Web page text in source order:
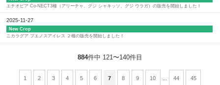
エチオピア Co-NECT3種（アリーチャ、グジ シャキッソ、グジ ウラガ）の販売を開始しました！
2025-11-27
New Crop
ニカラグア ブエノスアイレス ２種の販売を開始しました！
884件中 121〜140件目
1 2 3 4 5 6 7 8 9 10 44 45